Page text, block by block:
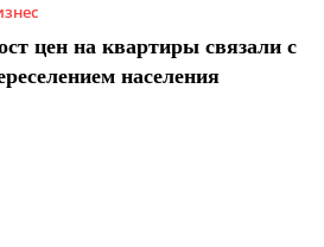
цен на квартиры связали с
населения